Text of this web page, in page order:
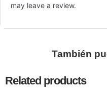
may leave a review.
También
Related products